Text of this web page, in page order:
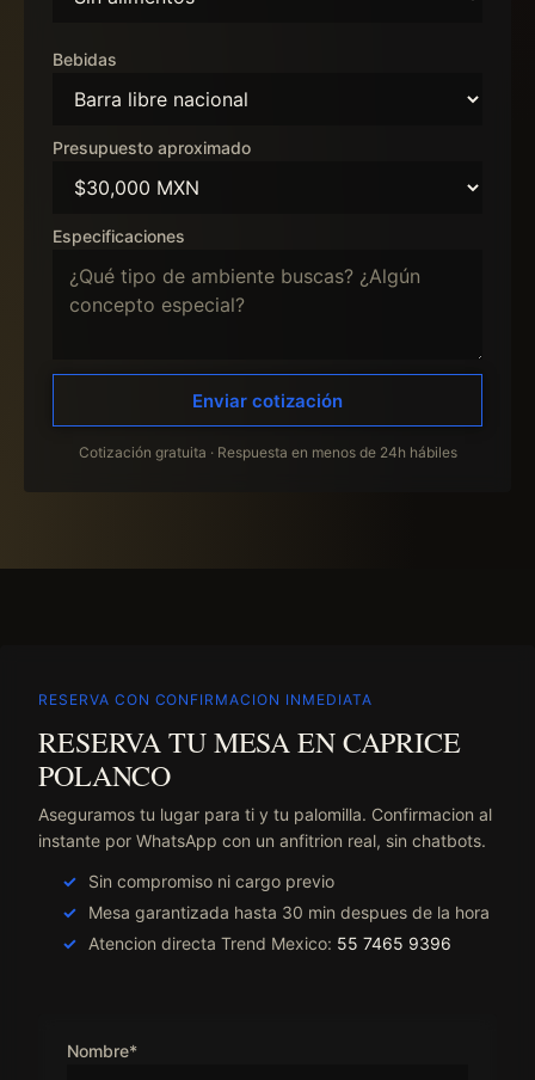
Bebidas
Presupuesto aproximado
Especificaciones
Enviar cotización
Cotización gratuita · Respuesta en menos de 24h hábiles
RESERVA CON CONFIRMACION INMEDIATA
RESERVA TU MESA EN CAPRICE
POLANCO
Aseguramos tu lugar para ti y tu palomilla. Confirmacion al
instante por WhatsApp con un anfitrion real, sin chatbots.
Sin compromiso ni cargo previo
Mesa garantizada hasta 30 min despues de la hora
Atencion directa Trend Mexico: 55 7465 9396
Nombre*